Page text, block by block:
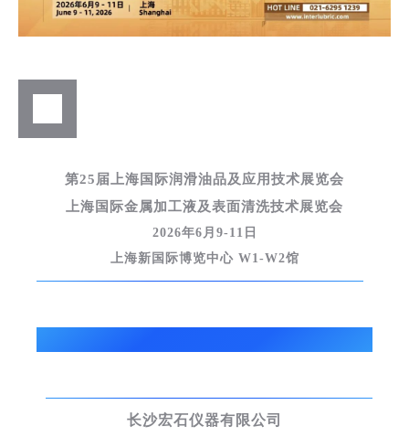
第25届上海国际润滑油品及应用技术展览会
上海国际金属加工液及表面清洗技术展览会
2026年6月9-11日
上海新国际博览中心 W1-W2馆
长沙宏石仪器有限公司